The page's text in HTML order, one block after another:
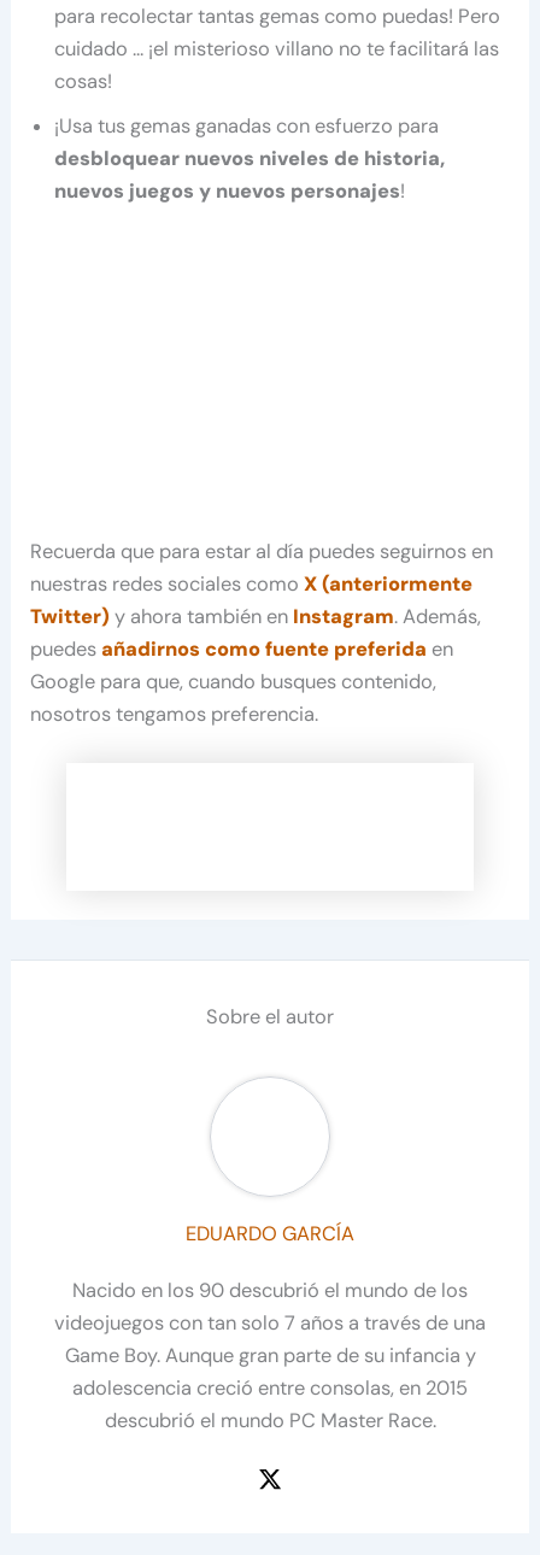
para recolectar tantas gemas como puedas! Pero
cuidado … ¡el misterioso villano no te facilitará las
cosas!
¡Usa tus gemas ganadas con esfuerzo para
desbloquear nuevos niveles de historia,
nuevos juegos y nuevos personajes!
Recuerda que para estar al día puedes seguirnos en
nuestras redes sociales comoX (anteriormente
Twitter) y ahora también en Instagram. Además,
puedesañadirnos como fuente preferida en
Google para que, cuando busques contenido,
nosotros tengamos preferencia.
Sobre el autor
EDUARDO GARCÍA
Nacido en los 90 descubrió el mundo de los
videojuegos con tan solo 7 años a través de una
Game Boy. Aunque gran parte de su infancia y
adolescencia creció entre consolas, en 2015
descubrió el mundo PC Master Race.